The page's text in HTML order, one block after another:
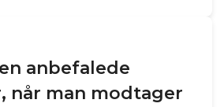
anbefalede
når man modtager